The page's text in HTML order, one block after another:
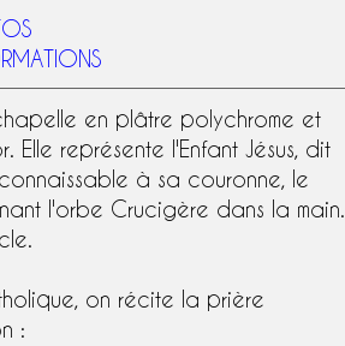
en plâtre polychrome et
. Elle représente l'Enfant Jésus , dit
à sa couronne, le
l'orbe Crucigère dans la main.
on récite la prière
: